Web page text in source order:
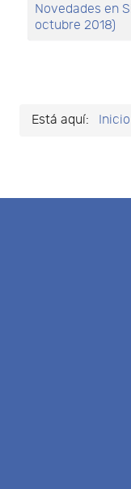
Novedades en
octubre 2018)
Está aquí: Inicio